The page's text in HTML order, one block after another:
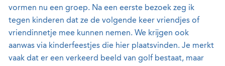
vormen nu een groep. Na een eerste bezoek zeg ik
tegen kinderen dat ze de volgende keer vriendjes of
vriendinnetje mee kunnen nemen. We krijgen ook
aanwas via kinderfeestjes die hier plaatsvinden. Je merkt
vaak dat er een verkeerd beeld van golf bestaat, maar